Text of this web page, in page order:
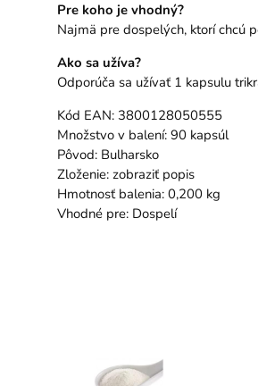
Pre koho je vhodný?
Najmä pre dospelých, ktorí chcú
Ako sa užíva?
Odporúča sa užívať 1 kapsulu
Kód EAN: 3800128050555
Množstvo v balení: 90 kapsúl
Pôvod: Bulharsko
Zloženie: zobraziť popis
Hmotnosť balenia: 0,200 kg
Vhodné pre: Dospelí